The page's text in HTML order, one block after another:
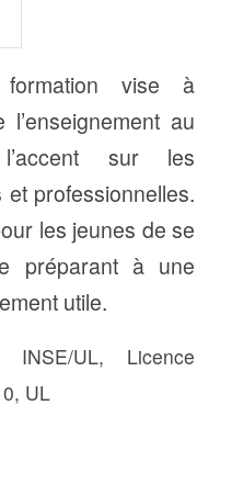
vise à
au
sur les
professionnelles.
les jeunes de se
préparant à une
utile.
INSE/UL, Licence
, UL